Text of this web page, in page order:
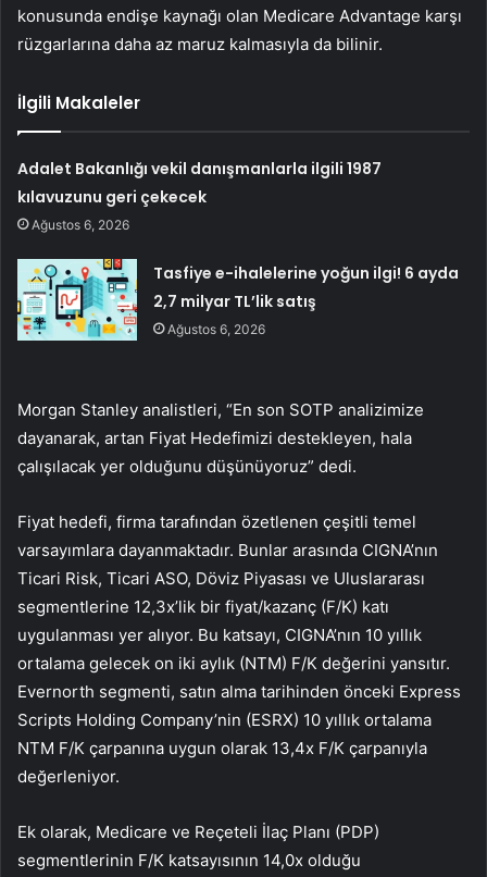
konusunda endişe kaynağı olan Medicare Advantage karşı
rüzgarlarına daha az maruz kalmasıyla da bilinir.
İlgili Makaleler
Adalet Bakanlığı vekil danışmanlarla ilgili 1987
kılavuzunu geri çekecek
Ağustos 6, 2026
Tasfiye e-ihalelerine yoğun ilgi! 6 ayda
2,7 milyar TL’lik satış
Ağustos 6, 2026
Morgan Stanley analistleri, “En son SOTP analizimize
dayanarak, artan Fiyat Hedefimizi destekleyen, hala
çalışılacak yer olduğunu düşünüyoruz” dedi.
Fiyat hedefi, firma tarafından özetlenen çeşitli temel
varsayımlara dayanmaktadır. Bunlar arasında CIGNA’nın
Ticari Risk, Ticari ASO, Döviz Piyasası ve Uluslararası
segmentlerine 12,3x’lik bir fiyat/kazanç (F/K) katı
uygulanması yer alıyor. Bu katsayı, CIGNA’nın 10 yıllık
ortalama gelecek on iki aylık (NTM) F/K değerini yansıtır.
Evernorth segmenti, satın alma tarihinden önceki Express
Scripts Holding Company’nin (ESRX) 10 yıllık ortalama
NTM F/K çarpanına uygun olarak 13,4x F/K çarpanıyla
değerleniyor.
Ek olarak, Medicare ve Reçeteli İlaç Planı (PDP)
segmentlerinin F/K katsayısının 14,0x olduğu